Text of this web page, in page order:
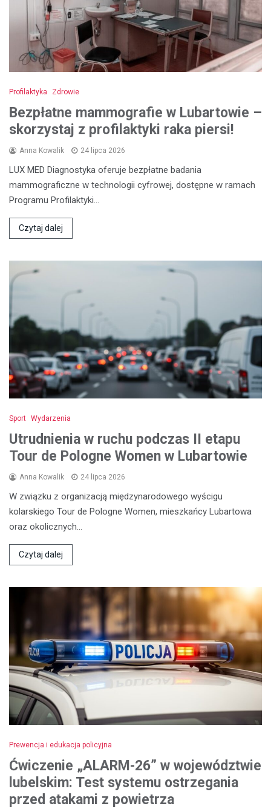
Profilaktyka Zdrowie
Bezpłatne mammografie w Lubartowie –
skorzystaj z profilaktyki raka piersi!
Anna Kowalik 24 lipca 2026
LUX MED Diagnostyka oferuje bezpłatne badania
mammograficzne w technologii cyfrowej, dostępne w ramach
Programu Profilaktyki…
Czytaj dalej
Sport Wydarzenia
Utrudnienia w ruchu podczas II etapu
Tour de Pologne Women w Lubartowie
Anna Kowalik 24 lipca 2026
W związku z organizacją międzynarodowego wyścigu
kolarskiego Tour de Pologne Women, mieszkańcy Lubartowa
oraz okolicznych…
Czytaj dalej
Prewencja i edukacja policyjna
Ćwiczenie „ALARM-26” w województwie
lubelskim: Test systemu ostrzegania
przed atakami z powietrza